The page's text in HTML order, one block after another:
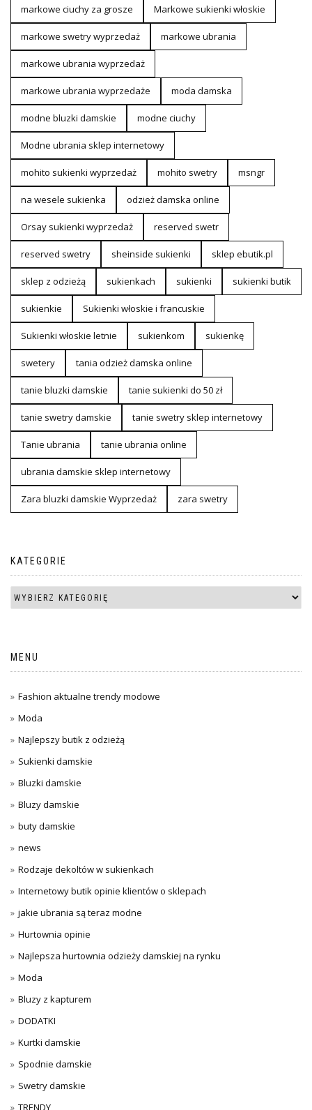
markowe ciuchy za grosze Markowe sukienki włoskie
markowe swetry wyprzedaż markowe ubrania
markowe ubrania wyprzedaż
markowe ubrania wyprzedaże moda damska
modne bluzki damskie modne ciuchy
Modne ubrania sklep internetowy
mohito sukienki wyprzedaż mohito swetry msngr
na wesele sukienka odzież damska online
Orsay sukienki wyprzedaż reserved swetr
reserved swetry sheinside sukienki sklep ebutik.pl
sklep z odzieżą sukienkach sukienki sukienki butik
sukienkie Sukienki włoskie i francuskie
Sukienki włoskie letnie sukienkom sukienkę
swetery tania odzież damska online
tanie bluzki damskie tanie sukienki do 50 zł
tanie swetry damskie tanie swetry sklep internetowy
Tanie ubrania tanie ubrania online
ubrania damskie sklep internetowy
Zara bluzki damskie Wyprzedaż zara swetry
KATEGORIE
MENU
Fashion aktualne trendy modowe
Moda
Najlepszy butik z odzieżą
Sukienki damskie
Bluzki damskie
Bluzy damskie
buty damskie
news
Rodzaje dekoltów w sukienkach
Internetowy butik opinie klientów o sklepach
jakie ubrania są teraz modne
Hurtownia opinie
Najlepsza hurtownia odzieży damskiej na rynku
Moda
Bluzy z kapturem
DODATKI
Kurtki damskie
Spodnie damskie
Swetry damskie
TRENDY